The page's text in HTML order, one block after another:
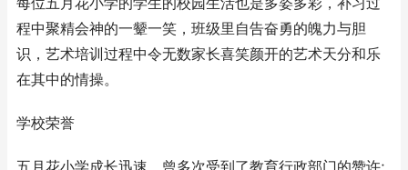
程中聚精会神的一颦一笑，班级里自告奋勇的魄力与胆
识，艺术培训过程中令无数家长喜笑颜开的艺术天分和乐
在其中的情操。
学校荣誉